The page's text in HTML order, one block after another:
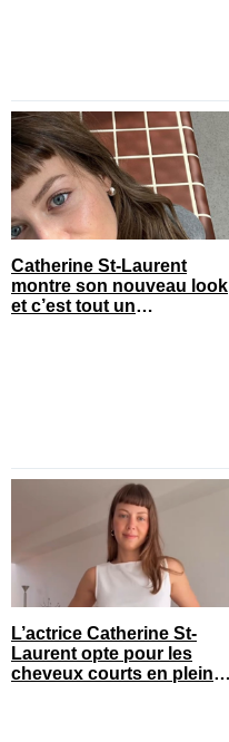
Catherine St-Laurent
montre son nouveau look
et c’est tout un
L’actrice Catherine St-
Laurent opte pour les
cheveux courts en pleine